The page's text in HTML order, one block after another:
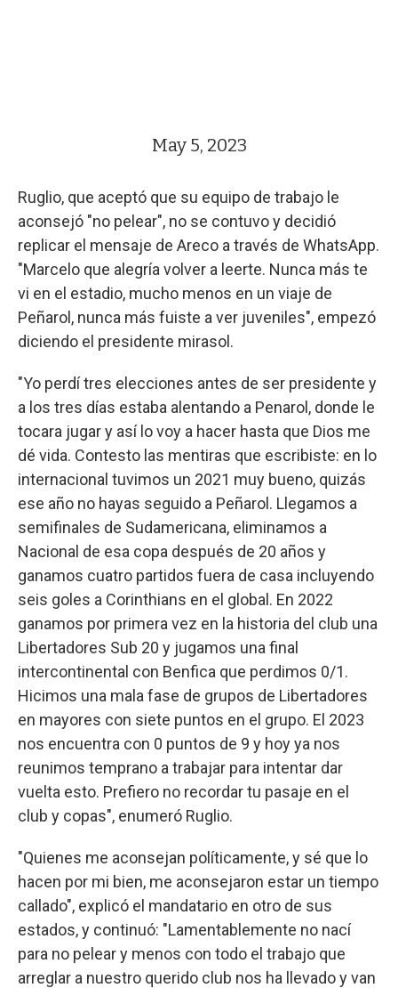
May 5, 2023
Ruglio, que aceptó que su equipo de trabajo le
aconsejó "no pelear", no se contuvo y decidió
replicar el mensaje de Areco a través de WhatsApp.
"Marcelo que alegría volver a leerte. Nunca más te
vi en el estadio, mucho menos en un viaje de
Peñarol, nunca más fuiste a ver juveniles", empezó
diciendo el presidente mirasol.
"Yo perdí tres elecciones antes de ser presidente y
a los tres días estaba alentando a Penarol, donde le
tocara jugar y así lo voy a hacer hasta que Dios me
dé vida. Contesto las mentiras que escribiste: en lo
internacional tuvimos un 2021 muy bueno, quizás
ese año no hayas seguido a Peñarol. Llegamos a
semifinales de Sudamericana, eliminamos a
Nacional de esa copa después de 20 años y
ganamos cuatro partidos fuera de casa incluyendo
seis goles a Corinthians en el global. En 2022
ganamos por primera vez en la historia del club una
Libertadores Sub 20 y jugamos una final
intercontinental con Benfica que perdimos 0/1.
Hicimos una mala fase de grupos de Libertadores
en mayores con siete puntos en el grupo. El 2023
nos encuentra con 0 puntos de 9 y hoy ya nos
reunimos temprano a trabajar para intentar dar
vuelta esto. Prefiero no recordar tu pasaje en el
club y copas", enumeró Ruglio.
"Quienes me aconsejan políticamente, y sé que lo
hacen por mi bien, me aconsejaron estar un tiempo
callado", explicó el mandatario en otro de sus
estados, y continuó: "Lamentablemente no nací
para no pelear y menos con todo el trabajo que
arreglar a nuestro querido club nos ha llevado y van